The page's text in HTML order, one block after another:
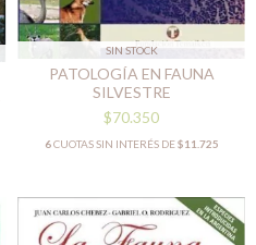
SIN STOCK
PATOLOGÍA EN FAUNA
SILVESTRE
$70.350
6CUOTAS SIN INTERÉS DE$11.725